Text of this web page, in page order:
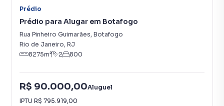
Prédio
Prédio para Alugar em Botafogo
Rua Pinheiro Guimarães, Botafogo
Rio de Janeiro, RJ
8275m² 2 800
R$ 90.000,00Aluguel
IPTU R$ 795.919,00